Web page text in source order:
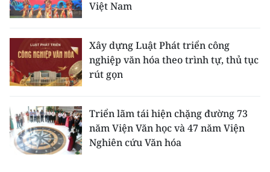
Việt Nam
Xây dựng Luật Phát triển công
nghiệp văn hóa theo trình tự, thủ tục
rút gọn
Triển lãm tái hiện chặng đường 73
năm Viện Văn học và 47 năm Viện
Nghiên cứu Văn hóa